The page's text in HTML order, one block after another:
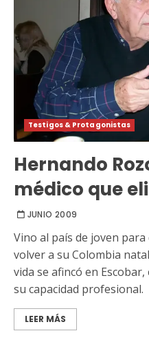
Testigos & Protagonistas
Hernando
médico que
JUNIO 2009
Vino al país de joven
volver a su Colombia
vida se afincó en
su capacidad profesional.
LEER MÁS